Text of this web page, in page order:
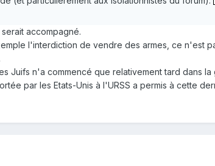
accompagné.
l'interdiction de vendre des armes, ce n'est
Juifs n'a commencé que relativement tard dans
par les Etats-Unis à l'URSS a permis à cette